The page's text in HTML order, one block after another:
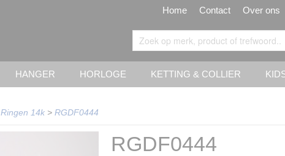
Home Contact Over ons
HANGER HORLOGE KETTING & COLLIER
Ringen 14k > RGDF0444
RGDF0444